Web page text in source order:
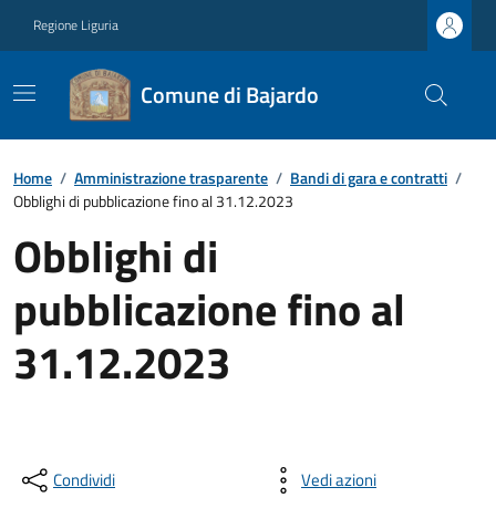
Regione Liguria
Comune di Bajardo
Home / Amministrazione trasparente / Bandi di gara e contratti /
Obblighi di pubblicazione fino al 31.12.2023
Obblighi di
pubblicazione fino al
31.12.2023
Condividi Vedi azioni